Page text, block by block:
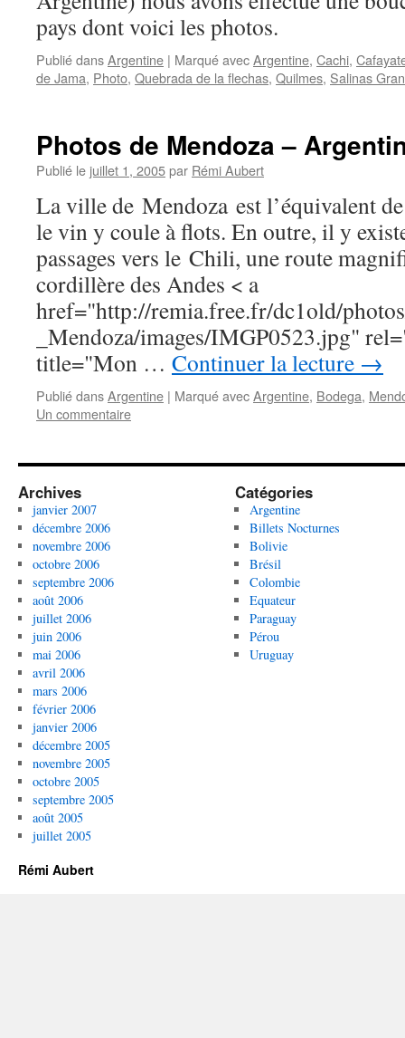
pays dont voici les photos.
Publié dansArgentine | Marqué avecArgentine, Cachi,
de Jama, Photo, Quebrada de la flechas, Quilmes, Salinas
Photos de Mendoza –
Publié le juillet 1, 2005par Rémi Aubert
La ville de Mendoza est l’équivalent
le vin y coule à flots. En outre, il y
passages vers le Chili, une route
cordillère des Andes < a
href="http://remia.free.fr/dc1old/
_Mendoza/images/IMGP0523.jpg"
title="Mon … Continuer la lecture →
Publié dansArgentine | Marqué avecArgentine, Bodega,
Un commentaire
Archives
janvier 2007
décembre 2006
novembre 2006
octobre 2006
septembre 2006
août 2006
juillet 2006
juin 2006
mai 2006
avril 2006
mars 2006
février 2006
janvier 2006
décembre 2005
novembre 2005
octobre 2005
septembre 2005
août 2005
juillet 2005
Catégories
Argentine
Billets Nocturnes
Bolivie
Brésil
Colombie
Equateur
Paraguay
Pérou
Uruguay
Rémi Aubert